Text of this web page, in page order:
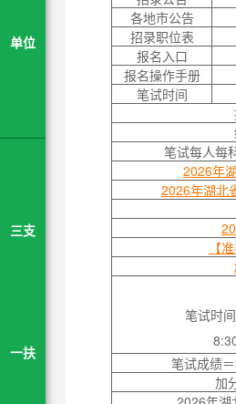
单位
三支
一扶
各地市公告
招录职位表
报名入口
报名操作手册
笔试时间
笔试每人每
2026年
2026年湖北
【
笔试时
笔试成绩
加